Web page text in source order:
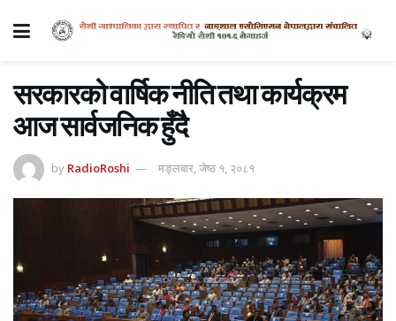
सरकारको वार्षिक नीति तथा कार्यक्रम
आज सार्वजनिक हुँदै
by RadioRoshi मङ्लबार, जेष्ठ १, २०८१